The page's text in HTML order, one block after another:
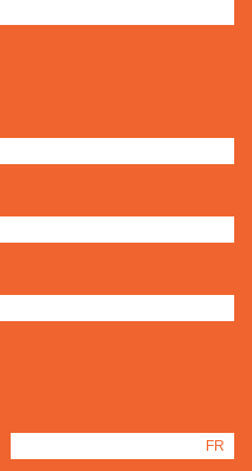
FR